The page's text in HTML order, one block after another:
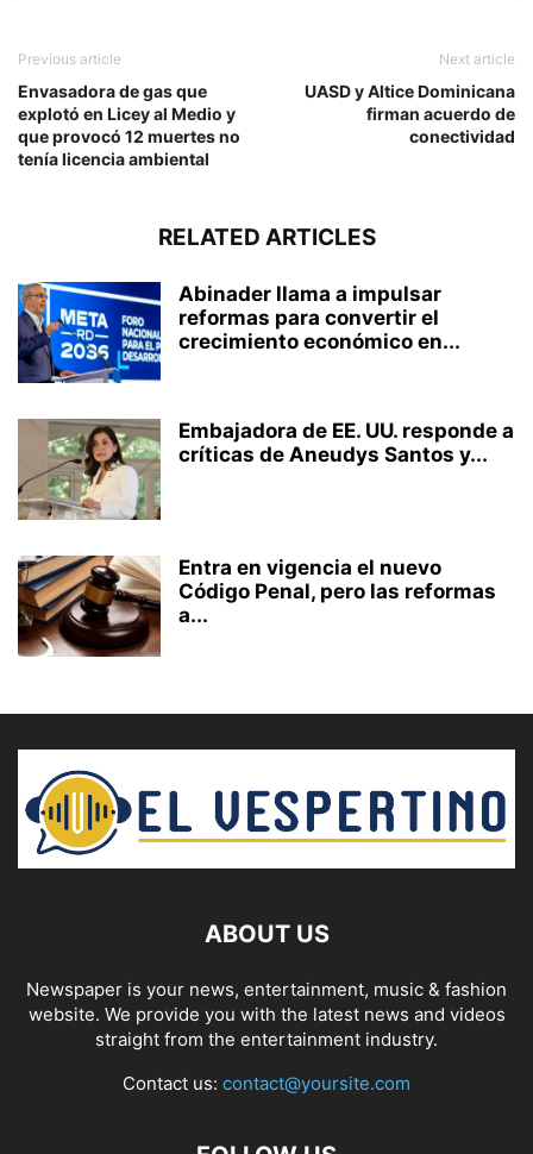
Previous article
Envasadora de gas que
explotó en Licey al Medio y
que provocó 12 muertes no
tenía licencia ambiental
Next article
UASD y Altice Dominicana
firman acuerdo de
conectividad
RELATED ARTICLES
Abinader llama a impulsar
reformas para convertir el
crecimiento económico en...
Embajadora de EE. UU. responde a
críticas de Aneudys Santos y...
Entra en vigencia el nuevo
Código Penal, pero las reformas
a...
ABOUT US
Newspaper is your news, entertainment, music & fashion
website. We provide you with the latest news and videos
straight from the entertainment industry.
Contact us: contact@yoursite.com